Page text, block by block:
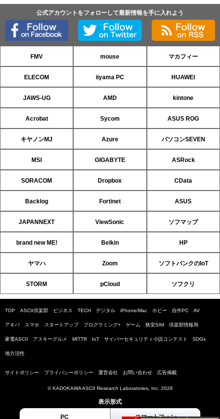
公式アカウントをフォローして最新情報を手に入れよう
FMV mouse マカフィー
ELECOM iiyama PC HUAWEI
JAWS-UG AMD kintone
Acrobat Sycom ASUS ROG
キヤノンMJ Azure パソコンSEVEN
MSI GIGABYTE ASRock
SORACOM Dropbox CData
Backlog Fortinet ASUS
JAPANNEXT ViewSonic ソフマップ
brand new ME! Belkin HP
ヤマハ Zoom ソフトバンクのIoT
STORM pCloud ソフクリ
TOP ASCII倶楽部 ビジネス TECH デジタル iPhone/Mac ホビー 自作PC AV
アキバ スマホ スタートアップ プログラミング+ ゲーム 格安SIM 倶楽部情報局
家電ASCII アスキーグルメ MITTR IoT サイバーセキュリティ小説コンテスト SDGs
地方活性
サイトポリシー プライバシーポリシー 運営会社 お問い合わせ 広告掲載
© KADOKAWA ASCII Research Laboratories, Inc. 2026
表示形式
PC スマートフォン